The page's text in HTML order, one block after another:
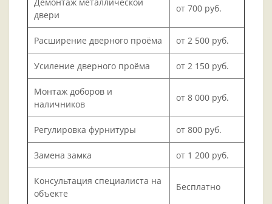
двери
от 700 руб.
Расширение дверного проёма от 2 500 руб.
Усиление дверного проёма от 2 150 руб.
Монтаж доборов и
наличников
от 8 000 руб.
Регулировка фурнитуры от 800 руб.
Замена замка от 1 200 руб.
Консультация специалиста на
объекте
Бесплатно